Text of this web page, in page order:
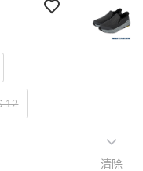
12
清除